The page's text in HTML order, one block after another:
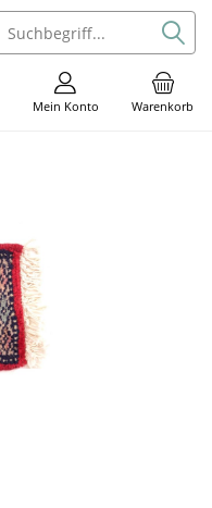
Warenkorb
Mein Konto